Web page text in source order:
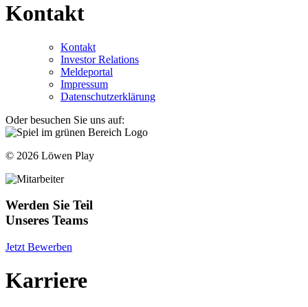
Kontakt
Kontakt
Investor Relations
Meldeportal
Impressum
Datenschutzerklärung
Oder besuchen Sie uns auf:
© 2026 Löwen Play
Werden Sie Teil
Unseres Teams
Jetzt Bewerben
Karriere